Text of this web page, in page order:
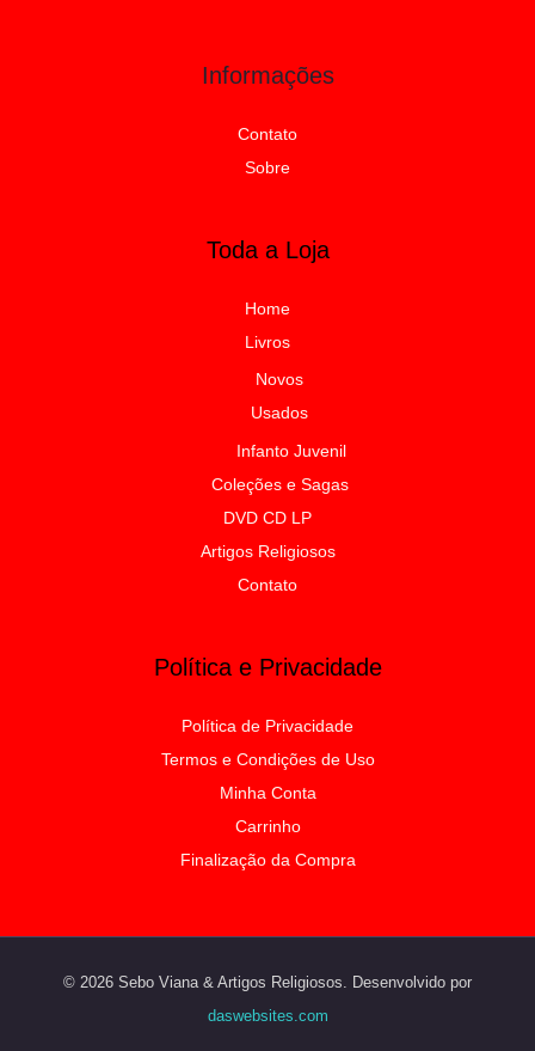
Informações
Contato
Sobre
Toda a Loja
Home
Livros
Novos
Usados
Infanto Juvenil
Coleções e Sagas
DVD CD LP
Artigos Religiosos
Contato
Política e Privacidade
Política de Privacidade
Termos e Condições de Uso
Minha Conta
Carrinho
Finalização da Compra
© 2026 Sebo Viana & Artigos Religiosos. Desenvolvido por
daswebsites.com